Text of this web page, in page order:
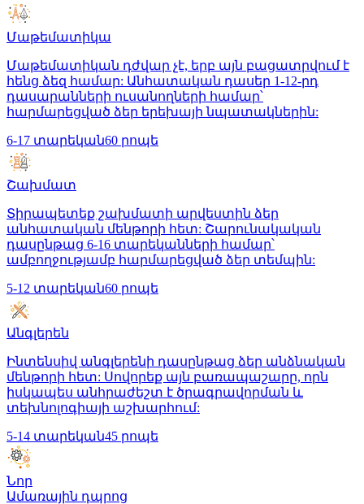
Մաթեմատիկա
Մաթեմատիկան դժվար չէ, երբ այն բացատրվում է
հենց ձեզ համար: Անհատական դասեր 1-12-րդ
դասարանների ուսանողների համար՝
հարմարեցված ձեր երեխայի նպատակներին:
6-17 տարեկան60 րոպե
Շախմատ
Տիրապետեք շախմատի արվեստին ձեր
անհատական մենթորի հետ: Շարունակական
դասընթաց 6-16 տարեկանների համար՝
ամբողջությամբ հարմարեցված ձեր տեմպին:
5-12 տարեկան60 րոպե
Անգլերեն
Ինտենսիվ անգլերենի դասընթաց ձեր անձնական
մենթորի հետ: Սովորեք այն բառապաշարը, որն
իսկապես անհրաժեշտ է ծրագրավորման և
տեխնոլոգիայի աշխարհում:
5-14 տարեկան45 րոպե
Նոր
Ամառային դպրոց